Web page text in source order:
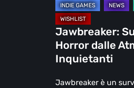
Jawbreaker:
Horror dalle
Inquietanti
Jawbreaker è un